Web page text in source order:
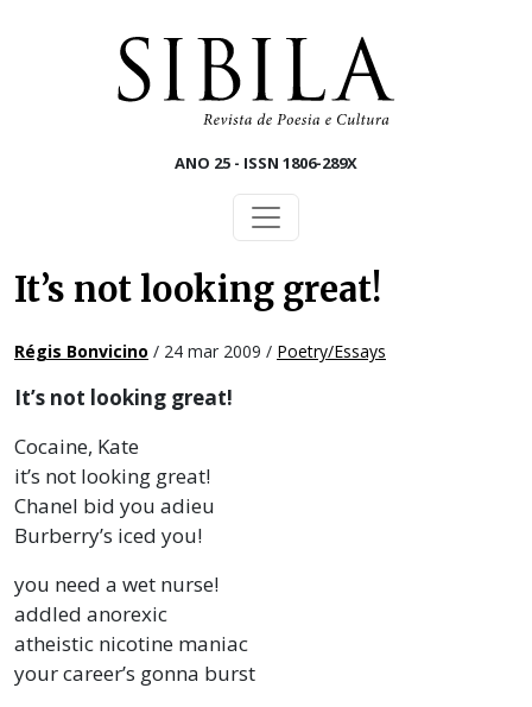
ANO 25 - ISSN 1806-289X
It’s not looking great!
Régis Bonvicino / 24 mar 2009 / Poetry/Essays
It’s not looking great!
Cocaine, Kate
it’s not looking great!
Chanel bid you adieu
Burberry’s iced you!
you need a wet nurse!
addled anorexic
atheistic nicotine maniac
your career’s gonna burst